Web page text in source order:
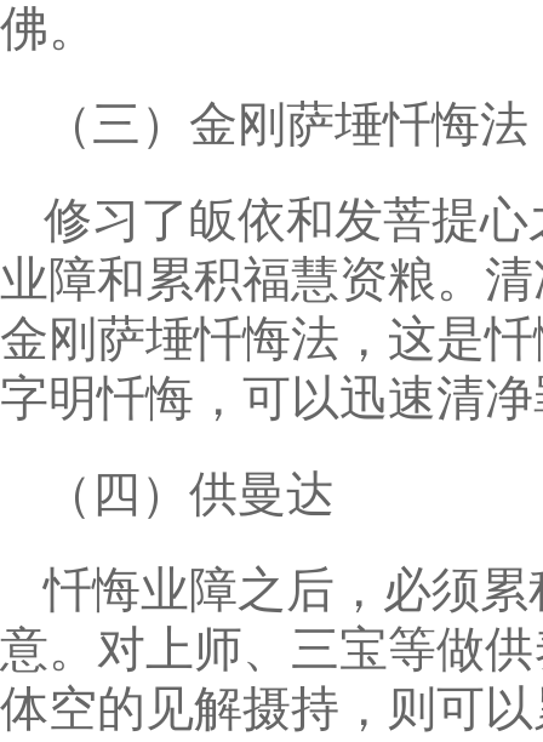
佛。
（三）金刚萨埵忏悔法
修习了皈依和发菩提
业障和累积福慧资粮。
金刚萨埵忏悔法，这是
字明忏悔，可以迅速清
（四）供曼达
忏悔业障之后，必须
意。对上师、三宝等做
体空的见解摄持，则可